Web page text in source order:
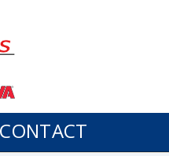
CONTACT